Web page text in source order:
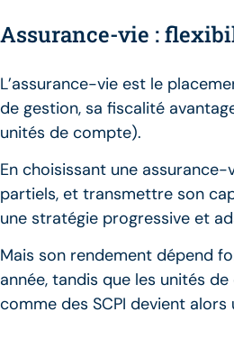
Assurance-vie :
L’assurance-vie est le
de gestion, sa fiscalité
unités de compte).
En choisissant une
partiels, et transmettre son
une stratégie progressive et
Mais son rendement dépend
année, tandis que les unités
comme des SCPI devient